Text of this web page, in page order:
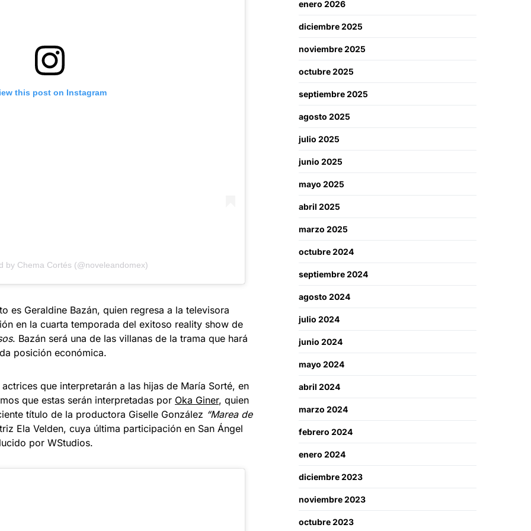
this post on Instagram
by Chema Cortés (@noveleandomex)
es Geraldine Bazán, quien regresa a la televisora
en la cuarta temporada del exitoso reality show de
. Bazán será una de las villanas de la trama que hará
posición económica.
que interpretarán a las hijas de María Sorté, en
que estas serán interpretadas por Oka Giner, quien
título de la productora Giselle González “Marea de
Ela Velden, cuya última participación en San Ángel
por WStudios.
enero 2026
diciembre 2025
noviembre 2025
octubre 2025
septiembre 2025
agosto 2025
julio 2025
junio 2025
mayo 2025
abril 2025
marzo 2025
octubre 2024
septiembre 2024
agosto 2024
julio 2024
junio 2024
mayo 2024
abril 2024
marzo 2024
febrero 2024
enero 2024
diciembre 2023
noviembre 2023
octubre 2023